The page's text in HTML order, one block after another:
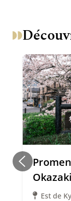
Okazaki
Est de